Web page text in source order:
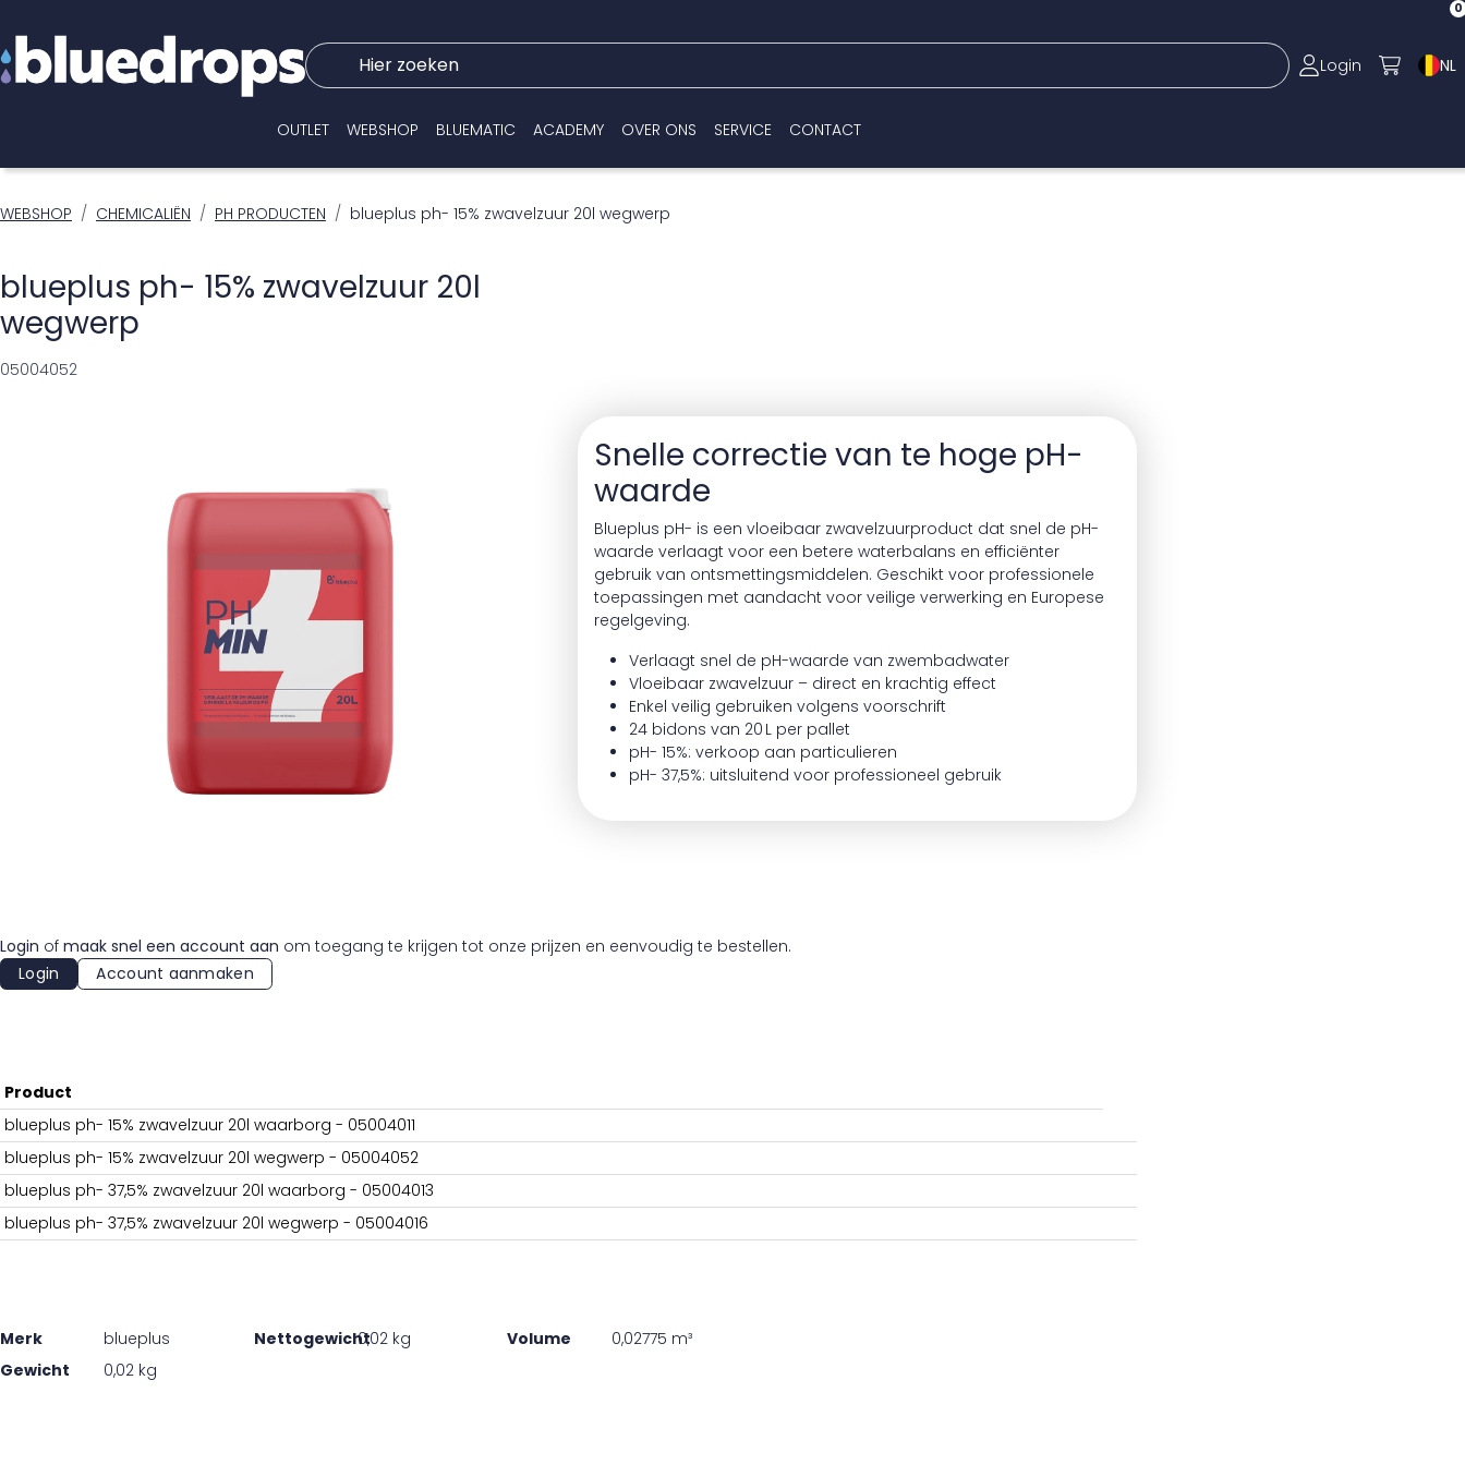
Hier zoeken
Login
0
NL
OUTLET WEBSHOP BLUEMATIC ACADEMY OVER ONS SERVICE CONTACT
WEBSHOP CHEMICALIËN PH PRODUCTEN blueplus ph- 15% zwavelzuur 20l wegwerp
blueplus ph- 15% zwavelzuur 20l
wegwerp
05004052
Snelle correctie van te hoge pH-
waarde
Blueplus pH- is een vloeibaar zwavelzuurproduct dat snel de pH-
waarde verlaagt voor een betere waterbalans en efficiënter
gebruik van ontsmettingsmiddelen. Geschikt voor professionele
toepassingen met aandacht voor veilige verwerking en Europese
regelgeving.
Verlaagt snel de pH-waarde van zwembadwater
Vloeibaar zwavelzuur – direct en krachtig effect
Enkel veilig gebruiken volgens voorschrift
24 bidons van 20 L per pallet
pH- 15%: verkoop aan particulieren
pH- 37,5%: uitsluitend voor professioneel gebruik
Login of maak snel een account aan om toegang te krijgen tot onze prijzen en eenvoudig te bestellen.
Login
Account aanmaken
Product
blueplus ph- 15% zwavelzuur 20l waarborg - 05004011
blueplus ph- 15% zwavelzuur 20l wegwerp - 05004052
blueplus ph- 37,5% zwavelzuur 20l waarborg - 05004013
blueplus ph- 37,5% zwavelzuur 20l wegwerp - 05004016
Merk blueplus Nettogewicht0,02 kg Volume
0,02775 m³
Gewicht
0,02 kg